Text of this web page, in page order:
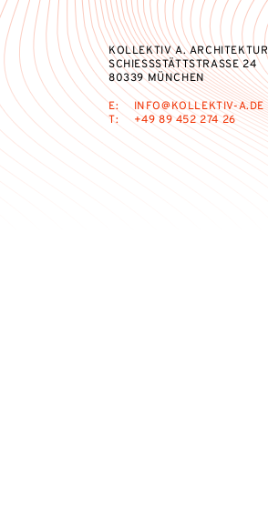
KOLLEKTIV A. ARCHITEKTUR
SCHIESSSTÄTTSTRASSE 24
80339 MÜNCHEN
E:
INFO@KOLLEKTIV-A.DE
T:
+49 89 452 274 26